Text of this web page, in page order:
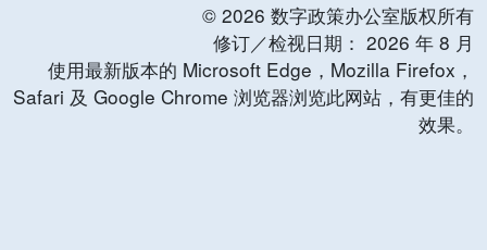
© 2026 数字政策办公室版权所有
修订／检视日期： 2026 年 8 月
使用最新版本的 Microsoft Edge，Mozilla Firefox，
Safari 及 Google Chrome 浏览器浏览此网站，有更佳的
效果。